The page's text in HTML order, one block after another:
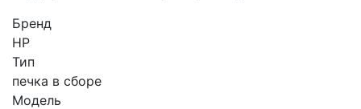
Бренд
HP
Тип
печка в сборе
Модель